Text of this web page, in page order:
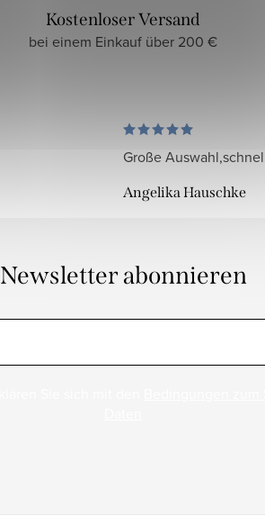
Kostenloser Versand
bei einem Einkauf über 200 €
Große
Angelika Hauschke
Newsletter abonnieren